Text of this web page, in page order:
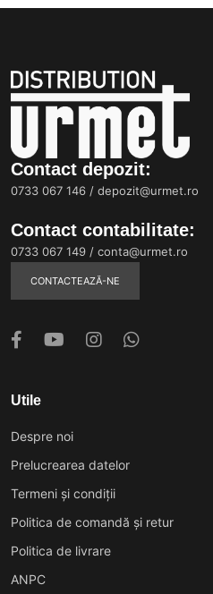
Contact depozit:
0733 067 146 / depozit@urmet.ro
Contact contabilitate:
0733 067 149 / conta@urmet.ro
CONTACTEAZĂ-NE
Utile
Despre noi
Prelucrearea datelor
Termeni și condiții
Politica de comandă și retur
Politica de livrare
ANPC